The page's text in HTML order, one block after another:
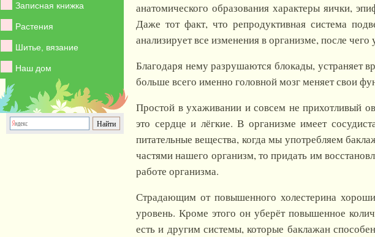
Записная книжка
Растения
Шитье, вязание
Наш дом
анатомического образования характеры яички,
Даже тот факт, что репродуктивная система
анализирует все изменения в организме, после
Благодаря нему разрушаются блокады, устраняет
больше всего именно головной мозг меняет свои
Простой в ухаживании и совсем не прихотливый
это сердце и лёгкие. В организме имеет
питательные вещества, когда мы употребляем
частями нашего организм, то придать им
работе организма.
Страдающим от повышенного холестерина
уровень. Кроме этого он уберёт повышенное
есть и другим системы, которые баклажан